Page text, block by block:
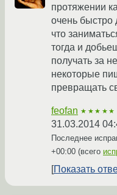
протяжении
очень быстро
что
тогда и
получать за
некоторые
превращать
feofan ★★★★★
31.03.2014
Последнее
+00:00 (всего
Показать